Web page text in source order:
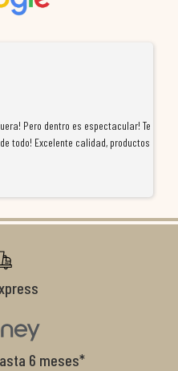
Pero dentro es espectacular! Te
todo! Excelente calidad, productos
6 meses*